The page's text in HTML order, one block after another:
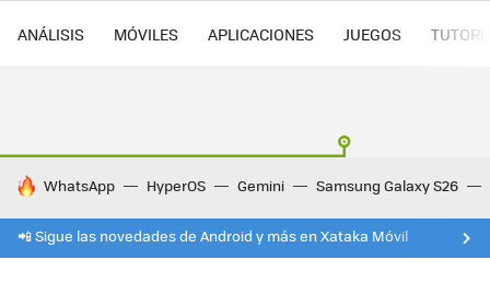
ANÁLISIS MÓVILES APLICACIONES JUEGOS
HOY SE HABLA DE
WhatsApp HyperOS Gemini Samsung Galaxy S26
📲 Sigue las novedades de Android y más en Xataka Móvil